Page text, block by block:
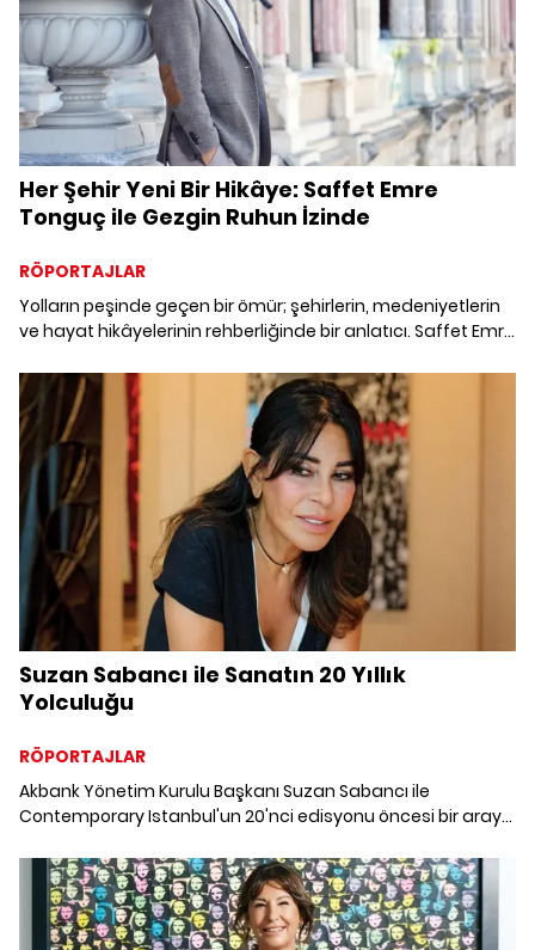
Her Şehir Yeni Bir Hikâye: Saffet Emre
Tonguç ile Gezgin Ruhun İzinde
RÖPORTAJLAR
Yolların peşinde geçen bir ömür; şehirlerin, medeniyetlerin
ve hayat hikâyelerinin rehberliğinde bir anlatıcı. Saffet Emre
uzanan serüvenini bizimle paylaşıyor.
Suzan Sabancı ile Sanatın 20 Yıllık
Yolculuğu
RÖPORTAJLAR
Akbank Yönetim Kurulu Başkanı Suzan Sabancı ile
Contemporary Istanbul'un 20'nci edisyonu öncesi bir araya
gelişiminin olağanüstü olduğunu belirtiyor.